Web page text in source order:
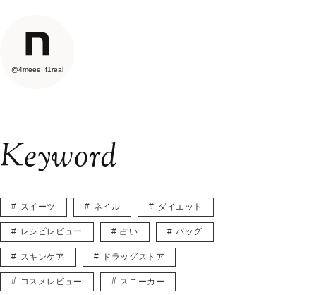
@4meee_f1real
Keyword
スイーツ ネイル ダイエット
レシピレビュー 占い バッグ
スキンケア ドラッグストア
コスメレビュー スニーカー